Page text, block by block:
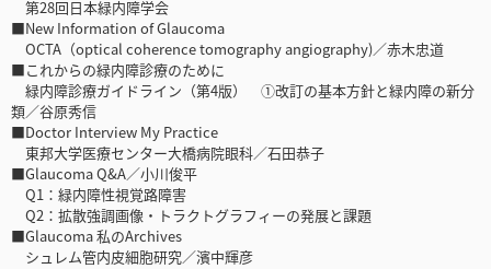
第28回日本緑内障学会
■New Information of Glaucoma
OCTA（optical coherence tomography angiography)／赤木忠道
■これからの緑内障診療のために
緑内障診療ガイドライン（第4版） ①改訂の基本方針と緑内障の新分
類／谷原秀信
■Doctor Interview My Practice
東邦大学医療センター大橋病院眼科／石田恭子
■Glaucoma Q&A／小川俊平
Q1：緑内障性視覚路障害
Q2：拡散強調画像・トラクトグラフィーの発展と課題
■Glaucoma 私のArchives
シュレム管内皮細胞研究／濱中輝彦